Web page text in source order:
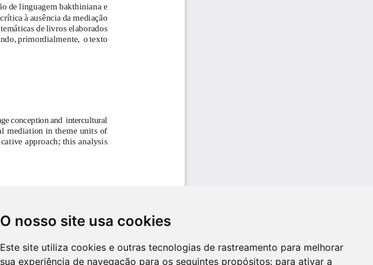
O nosso site usa cookies
Este site utiliza cookies e outras tecnologias de rastreamento para melhorar
sua experiência de navegação para os seguintes propósitos: para ativar a